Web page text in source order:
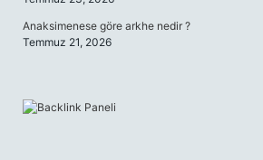
Anaksimenese göre arkhe nedir ?
Temmuz 21, 2026